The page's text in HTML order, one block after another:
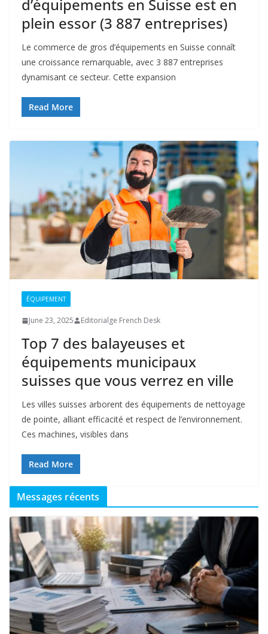
d’équipements en Suisse est en
plein essor (3 887 entreprises)
Le commerce de gros d’équipements en Suisse connaît
une croissance remarquable, avec 3 887 entreprises
dynamisant ce secteur. Cette expansion
Read More
ÉQUIPEMENT
June 23, 2025 Editorialge French Desk
Top 7 des balayeuses et
équipements municipaux
suisses que vous verrez en ville
Les villes suisses arborent des équipements de nettoyage
de pointe, alliant efficacité et respect de l’environnement.
Ces machines, visibles dans
Read More
Messages récents